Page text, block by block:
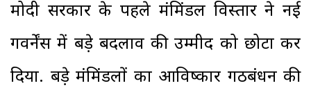
मोदी सरकार के पहले मंत्रिमंडल विस्तार ने नई
गवर्नेंस में बड़े बदलाव की उम्मीद को छोटा कर
दिया. बड़े मंत्रिमंडलों का आविष्कार गठबंधन की